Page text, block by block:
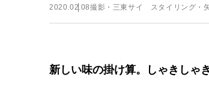
2020.02.08撮影・三東サイ スタイリング・
新しい味の掛け算。しゃきしゃ